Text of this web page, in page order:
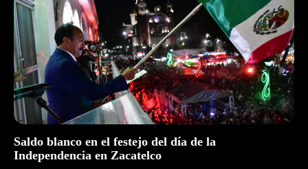
Saldo blanco en el festejo del día de la
Independencia en Zacatelco